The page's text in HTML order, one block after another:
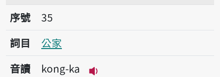
序號35公家
序號
35
詞目
公家
音讀
kong-ka